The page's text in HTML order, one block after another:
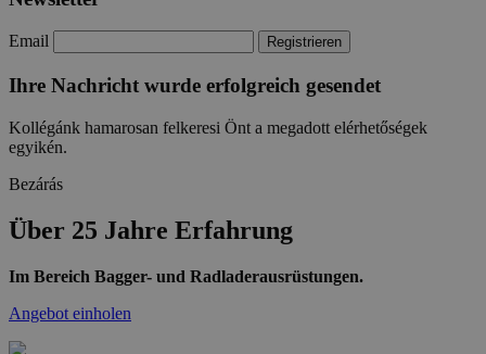
Email
Ihre Nachricht wurde erfolgreich gesendet
Kollégánk hamarosan felkeresi Önt a megadott elérhetőségek
egyikén.
Bezárás
Über 25 Jahre Erfahrung
Im Bereich Bagger- und Radladerausrüstungen.
Angebot einholen